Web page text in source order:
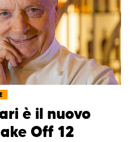
è il nuovo
Off 12